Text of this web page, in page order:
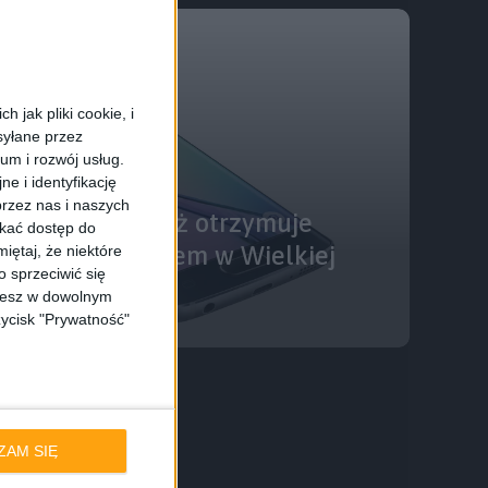
jak pliki cookie, i
przez
i rozwój usług.
i identyfikację
nas i naszych
dostęp do
że niektóre
sprzeciwić się
w dowolnym
"Prywatność"
SIĘ
Edge również otrzymuje
Tym razem w Wielkiej